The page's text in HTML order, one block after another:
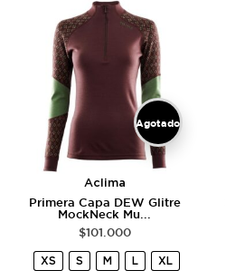
Agotado
Aclima
Primera Capa DEW Glitre
MockNeck Mu...
$101.000
XS S M L XL